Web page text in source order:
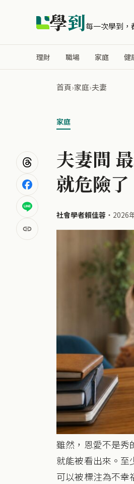
學到每一次學到，
理財 職場 家庭 健
首頁›家庭›夫妻
家庭
夫妻間
就危險了
社會學者賴佳蓉 ・ 2026
雖然，恩愛不是秀
就能被看出來。至
可以被標注為不